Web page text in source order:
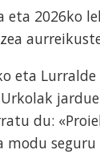
eta 2026ko
eta
du:
modu seguru